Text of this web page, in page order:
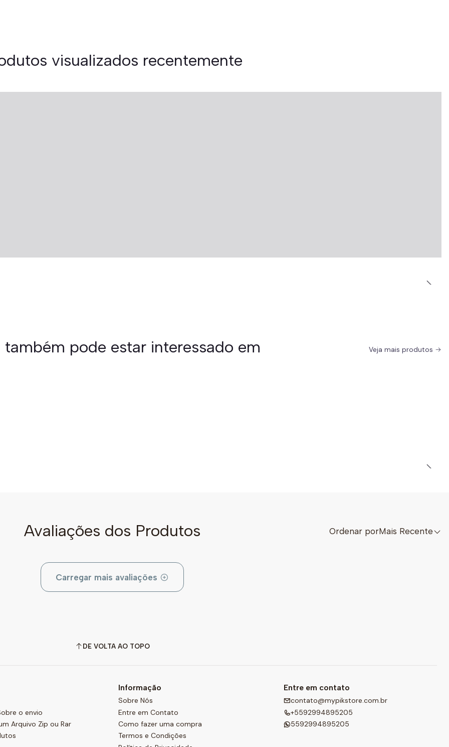
visualizados recentemente
também pode estar interessado em Veja mais produtos
Avaliações dos Produtos Ordenar porMais Recente
Carregar mais avaliações
DE VOLTA AO TOPO
o envio
Arquivo Zip ou Rar
Informação
Sobre Nós
Entre em Contato
Como fazer uma compra
Termos e Condições
Entre em contato
contato@mypikstore.com.br
+5592994895205
5592994895205